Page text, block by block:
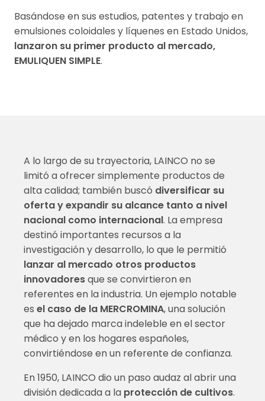
Basándose en sus estudios, patentes y trabajo en
emulsiones coloidales y líquenes en Estado Unidos,
lanzaron su primer producto al mercado,
EMULIQUEN SIMPLE.
A lo largo de su trayectoria, LAINCO no se
limitó a ofrecer simplemente productos de
alta calidad; también buscó diversificar su
oferta y expandir su alcance tanto a nivel
nacional como internacional. La empresa
destinó importantes recursos a la
investigación y desarrollo, lo que le permitió
lanzar al mercado otros productos
innovadoresque se convirtieron en
referentes en la industria. Un ejemplo notable
es el caso de la MERCROMINA, una solución
que ha dejado marca indeleble en el sector
médico y en los hogares españoles,
convirtiéndose en un referente de confianza.
En 1950, LAINCO dio un paso audaz al abrir una
división dedicada a la protección de cultivos.